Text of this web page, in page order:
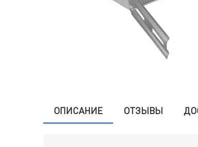
ОПИСАНИЕ ОТЗЫВЫ